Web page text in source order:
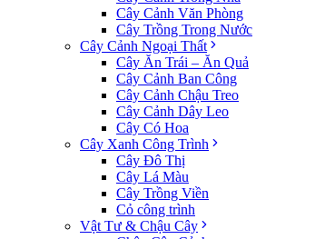
Cây Cảnh Văn Phòng
Cây Trồng Trong Nước
Cây Cảnh Ngoại Thất
Cây Ăn Trái – Ăn Quả
Cây Cảnh Ban Công
Cây Cảnh Chậu Treo
Cây Cảnh Dây Leo
Cây Có Hoa
Cây Xanh Công Trình
Cây Đô Thị
Cây Lá Màu
Cây Trồng Viền
Cỏ công trình
Vật Tư & Chậu Cây